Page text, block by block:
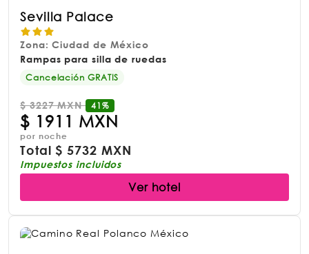
Sevilla Palace
Zona: Ciudad de México
Rampas para silla de ruedas
Cancelación GRATIS
$3227 MXN 41%
$ 1911 MXN
por noche
Total$5732 MXN
Impuestos incluidos
Ver hotel